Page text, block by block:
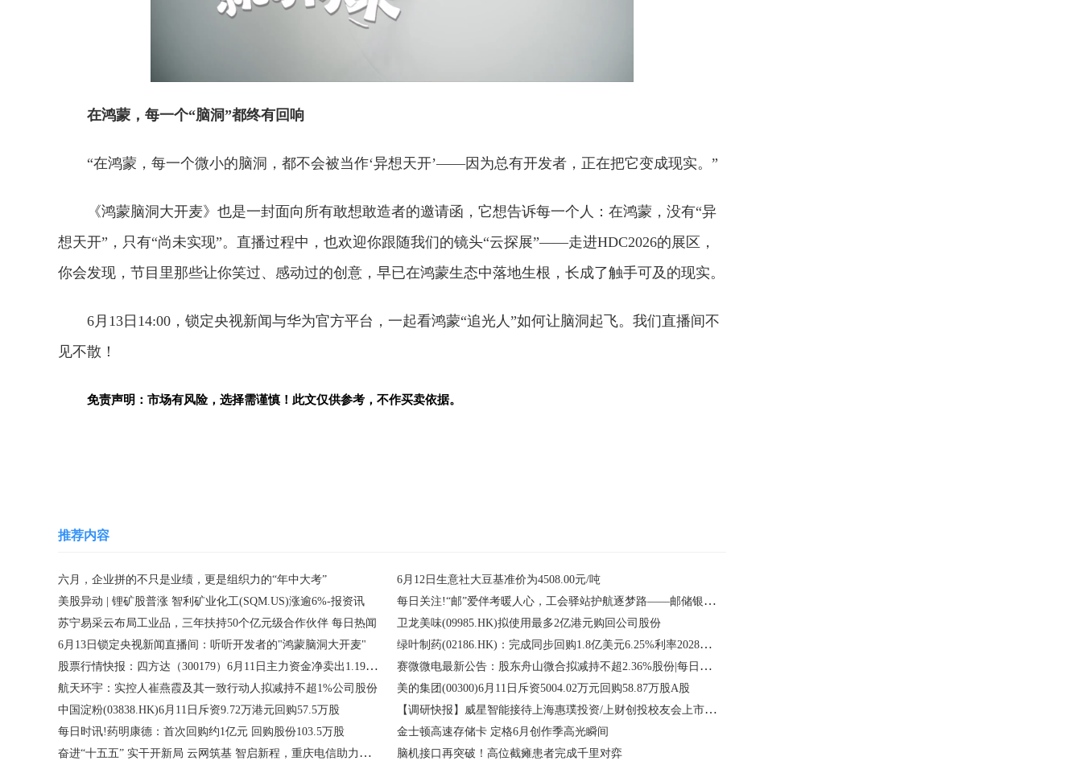
在鸿蒙，每一个“脑洞”都终有回响
“在鸿蒙，每一个微小的脑洞，都不会被当作‘异想天开’——因为总有开发者，正在把它变成现实。”
《鸿蒙脑洞大开麦》也是一封面向所有敢想敢造者的邀请函，它想告诉每一个人：在鸿蒙，没有“异
想天开”，只有“尚未实现”。直播过程中，也欢迎你跟随我们的镜头“云探展”——走进HDC2026的展区，
你会发现，节目里那些让你笑过、感动过的创意，早已在鸿蒙生态中落地生根，长成了触手可及的现实。
6月13日14:00，锁定央视新闻与华为官方平台，一起看鸿蒙“追光人”如何让脑洞起飞。我们直播间不
见不散！
免责声明：市场有风险，选择需谨慎！此文仅供参考，不作买卖依据。
推荐内容
六月，企业拼的不只是业绩，更是组织力的“年中大考”
6月12日生意社大豆基准价为4508.00元/吨
美股异动 | 锂矿股普涨 智利矿业化工(SQM.US)涨逾6%-报资讯
每日关注!“邮”爱伴考暖人心，工会驿站护航逐梦路——邮储银行龙岩市分行暖心助考，展现情怀
苏宁易采云布局工业品，三年扶持50个亿元级合作伙伴 每日热闻
卫龙美味(09985.HK)拟使用最多2亿港元购回公司股份
6月13日锁定央视新闻直播间：听听开发者的"鸿蒙脑洞大开麦"
绿叶制药(02186.HK)：完成同步回购1.8亿美元6.25%利率2028年到期可转换债券-每日资讯
股票行情快报：四方达（300179）6月11日主力资金净卖出1.19亿元-每日看点
赛微微电最新公告：股东舟山微合拟减持不超2.36%股份|每日焦点
航天环宇：实控人崔燕霞及其一致行动人拟减持不超1%公司股份
美的集团(00300)6月11日斥资5004.02万元回购58.87万股A股
中国淀粉(03838.HK)6月11日斥资9.72万港元回购57.5万股
【调研快报】威星智能接待上海惠璞投资/上财创投校友会上市公司研服中心等4家机构调研 短讯
每日时讯!药明康德：首次回购约1亿元 回购股份103.5万股 金士顿高速存储卡 定格6月创作季高光瞬间
奋进“十五五” 实干开新局 云网筑基 智启新程，重庆电信助力现代化新重庆谱新篇 脑机接口再突破！高位截瘫患者完成千里对弈